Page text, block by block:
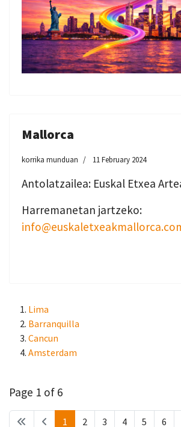
Mallorca
korrika munduan 11 February 2024
Antolatzailea: Euskal Etxea
Harremanetan jartzeko:
Lima
Barranquilla
Cancun
Amsterdam
Page 1 of 6
1 2 3 4 5 6